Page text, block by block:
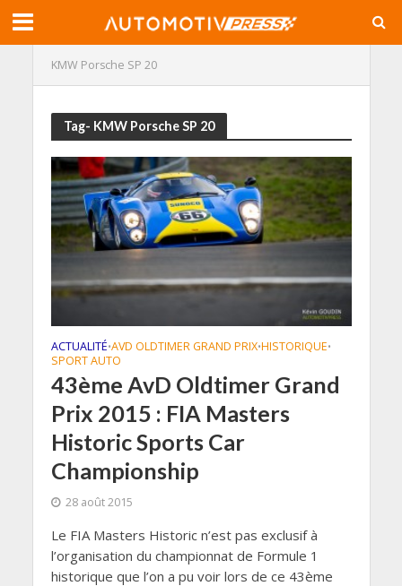
KMW Porsche SP 20
Tag- KMW Porsche SP 20
ACTUALITÉ•AVD OLDTIMER GRAND PRIX•HISTORIQUE•
SPORT AUTO
43ème AvD Oldtimer Grand
Prix 2015 : FIA Masters
Historic Sports Car
Championship
28 août 2015
Le FIA Masters Historic n’est pas exclusif à
l’organisation du championnat de Formule 1
historique que l’on a pu voir lors de ce 43ème